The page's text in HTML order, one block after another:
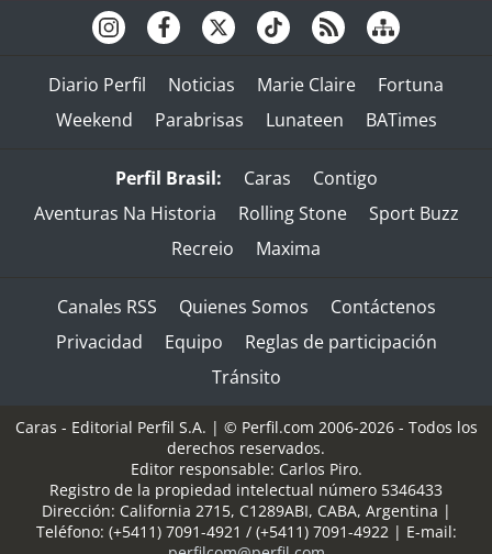
Diario Perfil Noticias Marie Claire
Fortuna
Weekend
Parabrisas Lunateen BATimes
Perfil Brasil: Caras
Contigo
Aventuras Na Historia
Rolling Stone
Sport Buzz
Recreio
Maxima
Canales RSS Quienes Somos
Contáctenos
Privacidad
Equipo
Reglas de participación
Tránsito
Caras - Editorial Perfil S.A. | © Perfil.com 2006-2026 - Todos los
derechos reservados.
Editor responsable: Carlos Piro.
Registro de la propiedad intelectual número 5346433
Dirección: California 2715, C1289ABI, CABA, Argentina |
Teléfono: (+5411) 7091-4921 / (+5411) 7091-4922 | E-mail: